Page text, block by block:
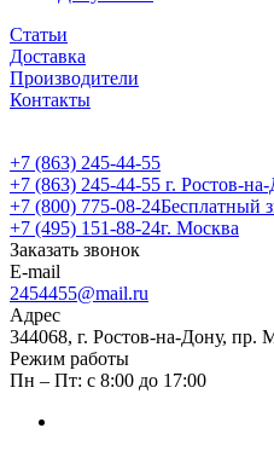
Статьи
Доставка
Производители
Контакты
+7 (863) 245-44-55
+7 (863) 245-44-55 г. Ростов-
+7 (800) 775-08-24Бесплатный
+7 (495) 151-88-24г. Москва
Заказать звонок
E-mail
2454455@mail.ru
Адрес
344068, г. Ростов-на-Дону, пр.
Режим работы
Пн – Пт: с 8:00 до 17:00